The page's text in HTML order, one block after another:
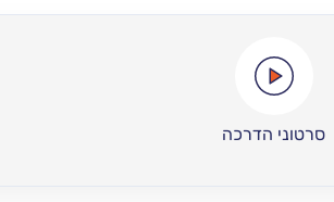
סרטוני הדרכה